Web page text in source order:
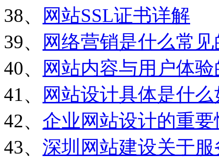
38、
网站SSL证书详解
39、
网络营销是什么常
40、
网站内容与用户体
41、
网站设计具体是什
42、 企业网站设计的重要
43、 深圳网站建设关于